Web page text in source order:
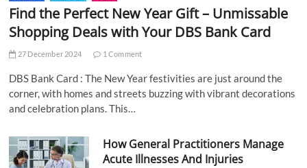
Find the Perfect New Year Gift – Unmissable
Shopping Deals with Your DBS Bank Card
27 December 2024 1 Comment
DBS Bank Card : The New Year festivities are just around the
corner, with homes and streets buzzing with vibrant decorations
and celebration plans. This…
How General Practitioners Manage
Acute Illnesses And Injuries